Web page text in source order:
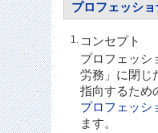
プロフェッシ
1. コンセプト
プロフェッシ
労務」に閉じ
指向するため
プロフェッシ
ます。